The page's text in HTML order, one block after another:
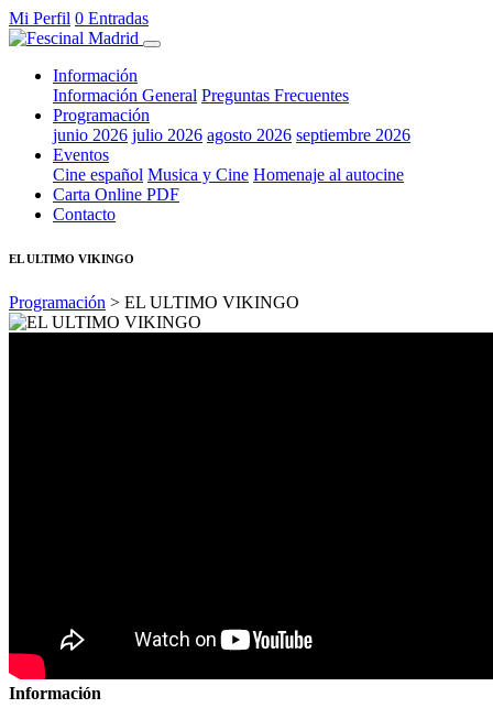
Mi Perfil 0 Entradas
Información
Información General Preguntas Frecuentes
Programación
junio 2026 julio 2026 agosto 2026 septiembre 2026
Eventos
Cine español Musica y Cine Homenaje al autocine
Carta Online PDF
Contacto
EL ULTIMO VIKINGO
Programación > EL ULTIMO VIKINGO
Información